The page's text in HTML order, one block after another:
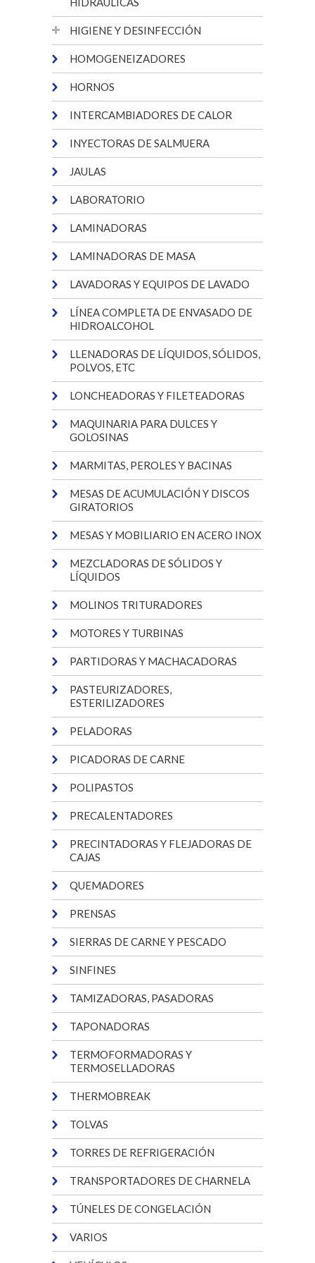
HIGIENE Y DESINFECCIÓN
HOMOGENEIZADORES
HORNOS
INTERCAMBIADORES DE CALOR
INYECTORAS DE SALMUERA
JAULAS
LABORATORIO
LAMINADORAS
LAMINADORAS DE MASA
LAVADORAS Y EQUIPOS DE LAVADO
LÍNEA COMPLETA DE ENVASADO DE
HIDROALCOHOL
LLENADORAS DE LÍQUIDOS, SÓLIDOS,
POLVOS, ETC
LONCHEADORAS Y FILETEADORAS
MAQUINARIA PARA DULCES Y
GOLOSINAS
MARMITAS, PEROLES Y BACINAS
MESAS DE ACUMULACIÓN Y DISCOS
GIRATORIOS
MESAS Y MOBILIARIO EN ACERO INOX
MEZCLADORAS DE SÓLIDOS Y
LÍQUIDOS
MOLINOS TRITURADORES
MOTORES Y TURBINAS
PARTIDORAS Y MACHACADORAS
PASTEURIZADORES,
ESTERILIZADORES
PELADORAS
PICADORAS DE CARNE
POLIPASTOS
PRECALENTADORES
PRECINTADORAS Y FLEJADORAS DE
CAJAS
QUEMADORES
PRENSAS
SIERRAS DE CARNE Y PESCADO
SINFINES
TAMIZADORAS, PASADORAS
TAPONADORAS
TERMOFORMADORAS Y
TERMOSELLADORAS
THERMOBREAK
TOLVAS
TORRES DE REFRIGERACIÓN
TRANSPORTADORES DE CHARNELA
TÚNELES DE CONGELACIÓN
VARIOS